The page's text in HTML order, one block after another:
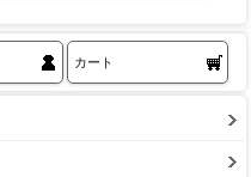
カート